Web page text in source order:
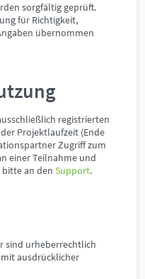
sorgfältig geprüft.
für Richtigkeit,
übernommen
registrierten
Projektlaufzeit (Ende
Zugriff zum
einer Teilnahme und
bitte an den Support.
sind urheberrechtlich
ausdrücklicher